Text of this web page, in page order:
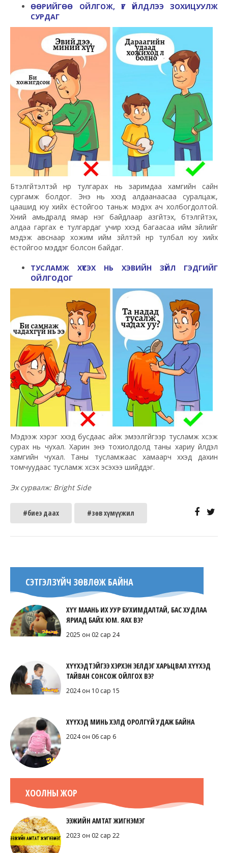
ӨӨРИЙГӨӨ ОЙЛГОЖ, ҮГ ҮЙЛДЛЭЭ ЗОХИЦУУЛЖ
СУРДАГ
Бүтэлгүйтэлтэй нүүр тулгарах нь заримдаа хамгийн сайн
сургамж болдог. Энэ нь хүүхэд алдаанаасаа суралцаж,
цаашид юу хийх ёстойгоо таньж мэдэх ач холбогдолтой.
Хүний амьдралд ямар нэг байдлаар азгүйтэх, бүтэлгүйтэх,
алдаа гаргах үе тулгардаг учир хүүхэд багаасаа ийм зүйлийг
мэдэж авснаар хожим ийм зүйлтэй нүүр тулбал юу хийх
ёстойгоо мэддэг болсон байдаг.
ТУСЛАМЖ ХҮСЭХ НЬ ХЭВИЙН ЗҮЙЛ ГЭДГИЙГ
ОЙЛГОДОГ
Мэдээж хэрэг хүүхэд бусдаас айж эмээлгүйгээр тусламж хүсэж
сурах нь чухал. Харин энэ тохиолдолд таны хариу үйлдэл
хамгийн чухал. Таны тусламжаас хамаарч хүүхэд дахин
томчуудаас тусламж хүсэх эсэхээ шийддэг.
Эх сурвалж: Bright Side
#биеэ даах #зөв хүмүүжил
СЭТГЭЛЗҮЙЧ ЗӨВЛӨЖ БАЙНА
ХҮҮ МААНЬ ИХ УУР БУХИМДАЛТАЙ, БАС ХУДЛАА
ЯРИАД БАЙХ ЮМ. ЯАХ ВЭ?
2025 он 02 сар 24
ХҮҮХЭДТЭЙГЭЭ ХЭРХЭН ЭЕЛДЭГ ХАРЬЦВАЛ ХҮҮХЭД
ТАЙВАН СОНСОЖ ОЙЛГОХ ВЭ?
2024 он 10 сар 15
ХҮҮХЭД МИНЬ ХЭЛД ОРОЛГҮЙ УДАЖ БАЙНА
2024 он 06 сар 6
ХООЛНЫ ЖОР
ЭЭЖИЙН АМТАТ ЖИГНЭМЭГ
2023 он 02 сар 22